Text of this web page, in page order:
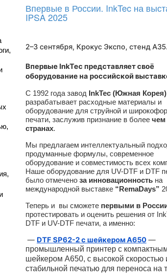
Впервые в России. InkTec на
IPSA 2025
2–3 сентября, Крокус Экспо, стенд A35.
Впервые InkTec представляет своё
оборудование на российской
С 1992 года завод InkTec (Южная Корея)
разрабатывает расходные материалы и
оборудование для струйной и
печати, заслужив признание в более чем
странах.
Мы предлагаем интеллектуальный
продуманные формулы, современное
оборудование и совместимость всех
Наше оборудование для UV-DTF и DTF
было отмечено за инновационность на
международной выставке “RemaDays”
Теперь и вы сможете первыми в
протестировать и оценить решения от
DTF и UV-DTF печати, а именно:
— DTF SP62-2 с шейкером A650 —
промышленный принтер с
шейкером А650, с высокой скоростью
стабильной печатью для переноса на